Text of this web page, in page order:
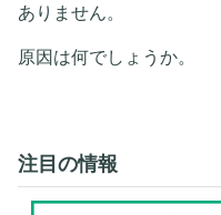
ありません。
原因は何でしょうか。
注目の情報